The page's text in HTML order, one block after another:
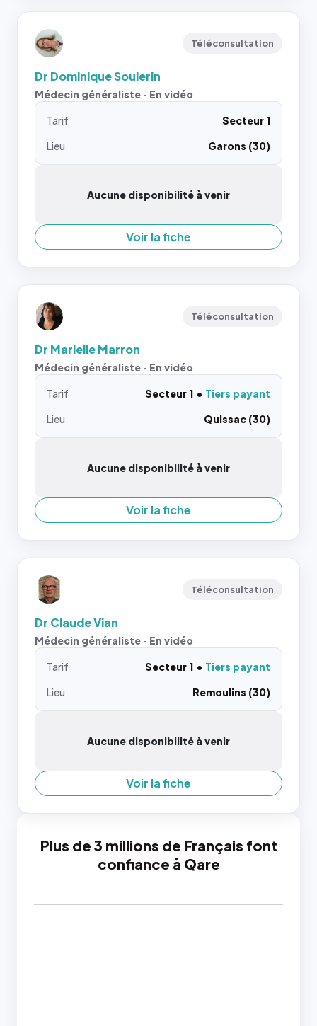
Téléconsultation
Dr Dominique Soulerin
Médecin généraliste · En vidéo
Tarif
Secteur 1
Lieu
Garons (30)
Aucune disponibilité à venir
Voir la fiche
Téléconsultation
Dr Marielle Marron
Médecin généraliste · En vidéo
Tarif Secteur 1
Tiers payant
Lieu
Quissac (30)
Aucune disponibilité à venir
Voir la fiche
Téléconsultation
Dr Claude Vian
Médecin généraliste · En vidéo
Tarif Secteur 1
Tiers payant
Lieu
Remoulins (30)
Aucune disponibilité à venir
Voir la fiche
Plus de 3 millions de Français font
confiance à Qare